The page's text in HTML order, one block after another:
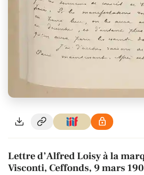
Lettre d’Alfred Loisy à la
Visconti, Ceffonds, 9 mars